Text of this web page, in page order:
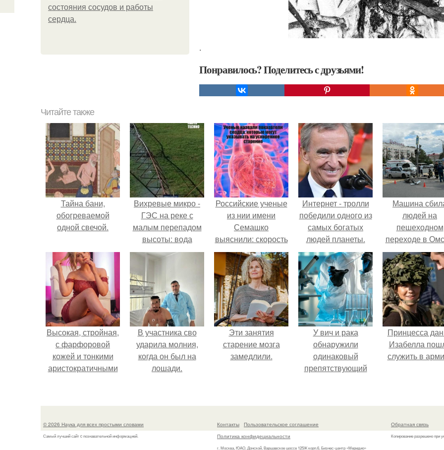
состояния сосудов и работы
сердца.
.
Понравилось? Поделитесь с друзьями!
Читайте также
Тайна бани,
обогреваемой
одной свечой.
Вихревые микро -
ГЭС на реке с
малым перепадом
высоты: вода
закручивается в
бетонной камере и
вертикальную
турбину.
Российские ученые
из нии имени
Семашко
выяснили: скорость
старения напрямую
зависит от
состояния сосудов
и работы сердца.
Интернет - тролли
победили одного из
самых богатых
людей планеты.
Машина
людей на
пешеходном
переходе в
пострадали 8
человек.
Высокая, стройная,
с фарфоровой
кожей и тонкими
аристократичными
сошла с полотна
В участника сво
ударила молния,
когда он был на
лошади.
Эти занятия
старение мозга
замедлили.
У вич и рака
обнаружили
одинаковый
препятствующий
Принцесса
Изабелла
служить в
© 2026 Наука для всех простыми словами
Самый лучший сайт c познавательной информацией.
Контакты
Пользовательское соглашение
Политика конфидециальности
г. Москва, ЮАО, Донской, Варшавское шоссе 125Ж корп.6, Бизнес-центр «Меридио»
Обратная связь
Копирование разрешено при